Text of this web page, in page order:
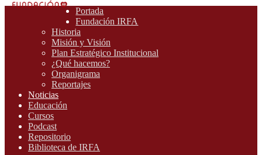
Portada
Fundación IRFA
Historia
Misión y Visión
Plan Estratégico Institucional
¿Qué hacemos?
Organigrama
Reportajes
Noticias
Educación
Cursos
Podcast
Repositorio
Biblioteca de IRFA